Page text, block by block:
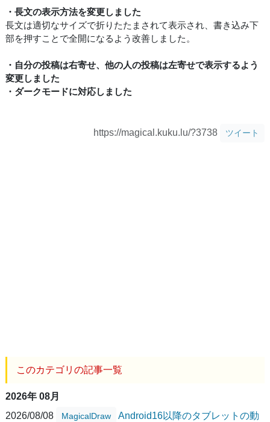
・長文の表示方法を変更しました
長文は適切なサイズで折りたたまされて表示され、書き込み下
部を押すことで全開になるよう改善しました。
・自分の投稿は右寄せ、他の人の投稿は左寄せで表示するよう
変更しました
・ダークモードに対応しました
https://magical.kuku.lu/?3738 ツイート
このカテゴリの記事一覧
2026年 08月
2026/08/08
MagicalDraw
Android16以降のタブレットの動